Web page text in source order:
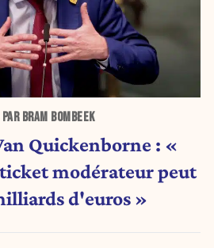
BRAM BOMBEEK
Quickenborne : «
modérateur peut
d'euros »